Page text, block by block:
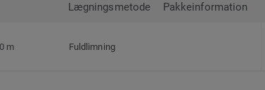
Lægningsmetode Pakkeinformation
m Fuldlimning